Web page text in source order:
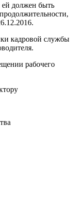
должен быть
кадровой службы
рабочего